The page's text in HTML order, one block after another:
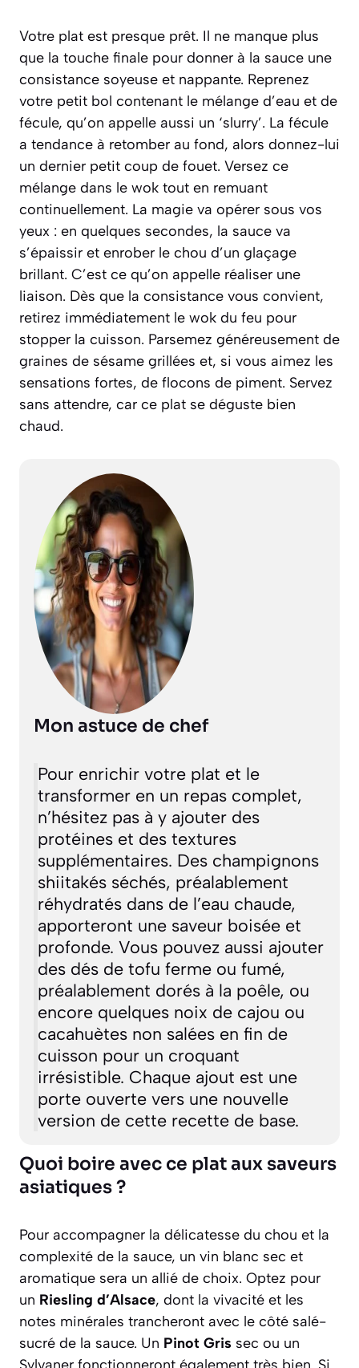
Votre plat est presque prêt. Il ne manque plus
que la touche finale pour donner à la sauce une
consistance soyeuse et nappante. Reprenez
votre petit bol contenant le mélange d’eau et de
fécule, qu’on appelle aussi un ‘slurry’. La fécule
a tendance à retomber au fond, alors donnez-lui
un dernier petit coup de fouet. Versez ce
mélange dans le wok tout en remuant
continuellement. La magie va opérer sous vos
yeux : en quelques secondes, la sauce va
s’épaissir et enrober le chou d’un glaçage
brillant. C’est ce qu’on appelle réaliser une
liaison. Dès que la consistance vous convient,
retirez immédiatement le wok du feu pour
stopper la cuisson. Parsemez généreusement de
graines de sésame grillées et, si vous aimez les
sensations fortes, de flocons de piment. Servez
sans attendre, car ce plat se déguste bien
chaud.
Mon astuce de chef
Pour enrichir votre plat et le
transformer en un repas complet,
n’hésitez pas à y ajouter des
protéines et des textures
supplémentaires. Des champignons
shiitakés séchés, préalablement
réhydratés dans de l’eau chaude,
apporteront une saveur boisée et
profonde. Vous pouvez aussi ajouter
des dés de tofu ferme ou fumé,
préalablement dorés à la poêle, ou
encore quelques noix de cajou ou
cacahuètes non salées en fin de
cuisson pour un croquant
irrésistible. Chaque ajout est une
porte ouverte vers une nouvelle
version de cette recette de base.
Quoi boire avec ce plat aux saveurs
asiatiques ?
Pour accompagner la délicatesse du chou et la
complexité de la sauce, un vin blanc sec et
aromatique sera un allié de choix. Optez pour
un Riesling d’Alsace, dont la vivacité et les
notes minérales trancheront avec le côté salé-
sucré de la sauce. Un Pinot Gris sec ou un